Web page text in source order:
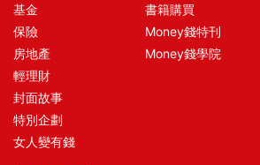
基金
保險
房地產
輕理財
封面故事
特別企劃
女人變有錢
書籍購買
Money錢特刊
Money錢學院